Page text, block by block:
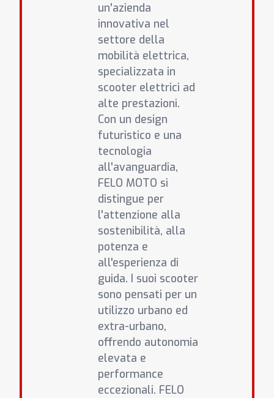
un'azienda
innovativa nel
settore della
mobilità elettrica,
specializzata in
scooter elettrici ad
alte prestazioni.
Con un design
futuristico e una
tecnologia
all'avanguardia,
FELO MOTO si
distingue per
l'attenzione alla
sostenibilità, alla
potenza e
all'esperienza di
guida. I suoi scooter
sono pensati per un
utilizzo urbano ed
extra-urbano,
offrendo autonomia
elevata e
performance
eccezionali. FELO